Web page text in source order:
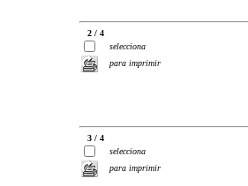
2 / 4
selecciona
para imprimir
3 / 4
selecciona
para imprimir